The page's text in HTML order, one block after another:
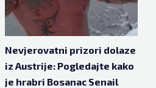
Nevjerovatni prizori dolaze
iz Austrije: Pogledajte kako
je hrabri Bosanac Senail